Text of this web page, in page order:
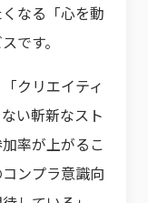
なる「心を動
です。
クリエイティ
い斬新なスト
率が上がるこ
ンプラ意識向